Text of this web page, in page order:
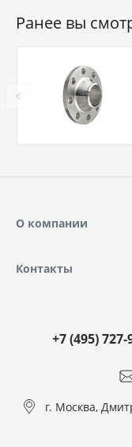
Ранее вы
О компании
Контакты
+7 (495) 727-
г. Москва,